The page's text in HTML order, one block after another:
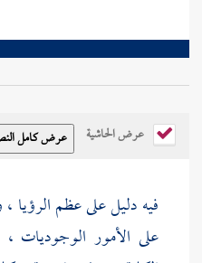
عرض الحاشية
فيه دليل على عظم الرؤيا ،
على الأمور الوجوديات